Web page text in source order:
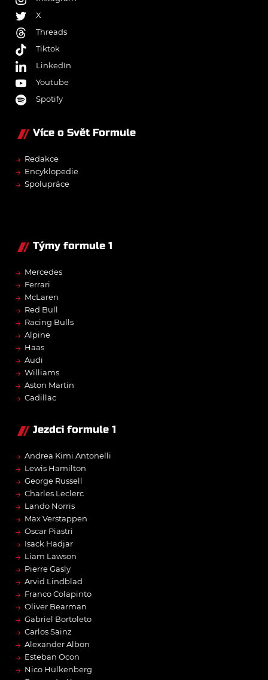
X
Threads
Tiktok
LinkedIn
Youtube
Spotify
Více o Svět Formule
→ Redakce
→ Encyklopedie
→ Spolupráce
Týmy formule 1
→ Mercedes
→ Ferrari
→ McLaren
→ Red Bull
→ Racing Bulls
→ Alpine
→ Haas
→ Audi
→ Williams
→ Aston Martin
→ Cadillac
Jezdci formule 1
→ Andrea Kimi Antonelli
→ Lewis Hamilton
→ George Russell
→ Charles Leclerc
→ Lando Norris
→ Max Verstappen
→ Oscar Piastri
→ Isack Hadjar
→ Liam Lawson
→ Pierre Gasly
→ Arvid Lindblad
→ Franco Colapinto
→ Oliver Bearman
→ Gabriel Bortoleto
→ Carlos Sainz
→ Alexander Albon
→ Esteban Ocon
→ Nico Hülkenberg